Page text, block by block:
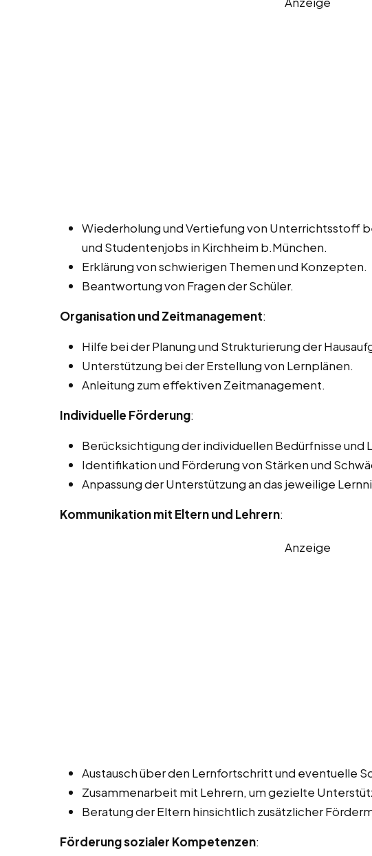
Wiederholung und Vertiefung von Unterrichtsstoff
und Studentenjobs in Kirchheim b.München.
Erklärung von schwierigen Themen und Konzepten.
Beantwortung von Fragen der Schüler.
Organisation und Zeitmanagement:
Hilfe bei der Planung und Strukturierung der
Unterstützung bei der Erstellung von Lernplänen.
Anleitung zum effektiven Zeitmanagement.
Individuelle Förderung:
Berücksichtigung der individuellen Bedürfnisse und
Identifikation und Förderung von Stärken und
Anpassung der Unterstützung an das jeweilige
Kommunikation mit Eltern und Lehrern:
Anzeige
Austausch über den Lernfortschritt und eventuelle
Zusammenarbeit mit Lehrern, um gezielte
Beratung der Eltern hinsichtlich zusätzlicher
Förderung sozialer Kompetenzen: